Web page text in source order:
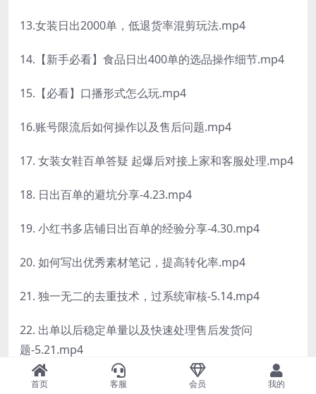
13.女装日出2000单，低退货率混剪玩法.mp4
14.【新手必看】食品日出400单的选品操作细节.mp4
15.【必看】口播形式怎么玩.mp4
16.账号限流后如何操作以及售后问题.mp4
17. 女装女鞋百单答疑 起爆后对接上家和客服处理.mp4
18. 日出百单的避坑分享-4.23.mp4
19. 小红书多店铺日出百单的经验分享-4.30.mp4
20. 如何写出优秀素材笔记，提高转化率.mp4
21. 独一无二的去重技术，过系统审核-5.14.mp4
22. 出单以后稳定单量以及快速处理售后发货问
题-5.21.mp4
23. 零食店从起店到维稳-5.28.mp4
首页 客服 会员 我的